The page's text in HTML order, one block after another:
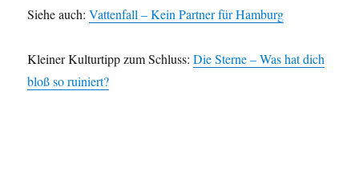
Siehe auch:Vattenfall – Kein Partner für Hamburg
Kleiner Kulturtipp zum Schluss:Die Sterne – Was hat dich
bloß so ruiniert?